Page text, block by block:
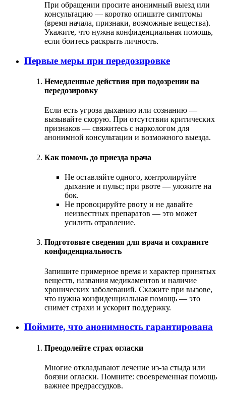
При обращении просите анонимный выезд или
консультацию — коротко опишите симптомы
(время начала, признаки, возможные вещества).
Укажите, что нужна конфиденциальная помощь,
если боитесь раскрыть личность.
Первые меры при передозировке
Немедленные действия при подозрении на
передозировку
Если есть угроза дыханию или сознанию —
вызывайте скорую. При отсутствии критических
признаков — свяжитесь с наркологом для
анонимной консультации и возможного выезда.
Как помочь до приезда врача
Не оставляйте одного, контролируйте
дыхание и пульс; при рвоте — уложите на
бок.
Не провоцируйте рвоту и не давайте
неизвестных препаратов — это может
усилить отравление.
Подготовьте сведения для врача и сохраните
конфиденциальность
Запишите примерное время и характер принятых
веществ, названия медикаментов и наличие
хронических заболеваний. Скажите при вызове,
что нужна конфиденциальная помощь — это
снимет страхи и ускорит поддержку.
Поймите, что анонимность гарантирована
Преодолейте страх огласки
Многие откладывают лечение из‑за стыда или
боязни огласки. Помните: своевременная помощь
важнее предрассудков.